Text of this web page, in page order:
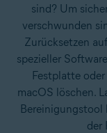
sind? Um
verschwunden
Zurücksetzen
spezieller
Festplatte
macOS löschen.
Bereinigungstool
der